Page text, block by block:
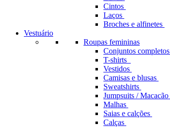
Cintos
Laços
Broches e alfinetes
Vestuário
Roupas femininas
Conjuntos completos
T-shirts
Vestidos
Camisas e blusas
Sweatshirts
Jumpsuits / Macacão
Malhas
Saias e calções
Calças